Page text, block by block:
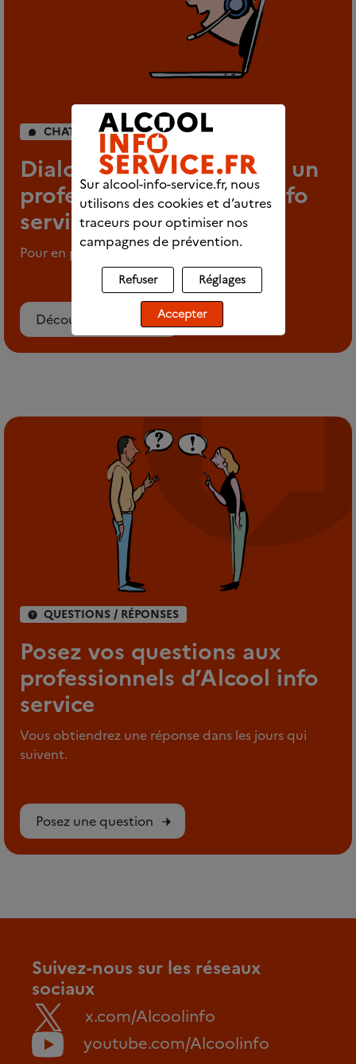
CHAT INDIVIDUEL
Dialoguez en direct avec un
professionnel d’Alcool info
service
Pour en parler en tout anonymat
Découvrez le chat
QUESTIONS / RÉPONSES
Posez vos questions aux
professionnels d’Alcool info
service
Vous obtiendrez une réponse dans les jours qui
suivent.
Posez une question
Suivez-nous sur les réseaux
sociaux
x.com/Alcoolinfo
youtube.com/Alcoolinfo
Sur alcool-info-service.fr, nous
utilisons des cookies et d’autres
traceurs pour optimiser nos
campagnes de prévention.
Refuser Réglages
Accepter